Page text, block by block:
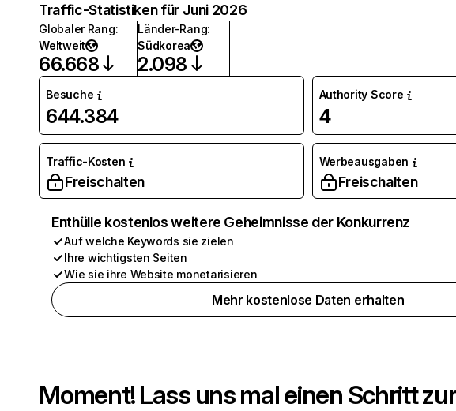
Traffic-Statistiken für Juni 2026
Globaler Rang:
Weltweit
66.668
Länder-Rang:
Südkorea
2.098
Besuche
644.384
Authority Score
4
Traffic-Kosten
Freischalten
Werbeausgaben
Freischalten
Enthülle kostenlos weitere Geheimnisse der Konkurrenz
Auf welche Keywords sie zielen
Ihre wichtigsten Seiten
Wie sie ihre Website monetarisieren
Mehr kostenlose Daten erhalten
Moment! Lass uns mal einen Schritt